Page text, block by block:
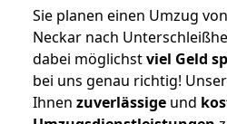
Sie planen einen Umzug
Neckar nach
dabei möglichstviel Geld
bei uns genau richtig!
Ihnen zuverlässige und